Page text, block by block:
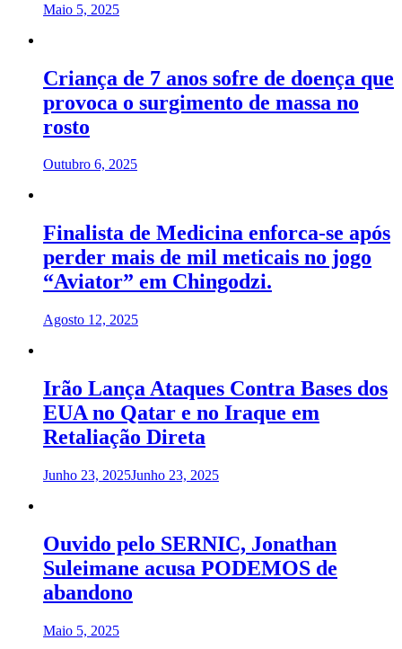
Maio 5, 2025
Criança de 7 anos sofre de doença que
provoca o surgimento de massa no
rosto
Outubro 6, 2025
Finalista de Medicina enforca-se após
perder mais de mil meticais no jogo
“Aviator” em Chingodzi.
Agosto 12, 2025
Irão Lança Ataques Contra Bases dos
EUA no Qatar e no Iraque em
Retaliação Direta
Junho 23, 2025Junho 23, 2025
Ouvido pelo SERNIC, Jonathan
Suleimane acusa PODEMOS de
abandono
Maio 5, 2025